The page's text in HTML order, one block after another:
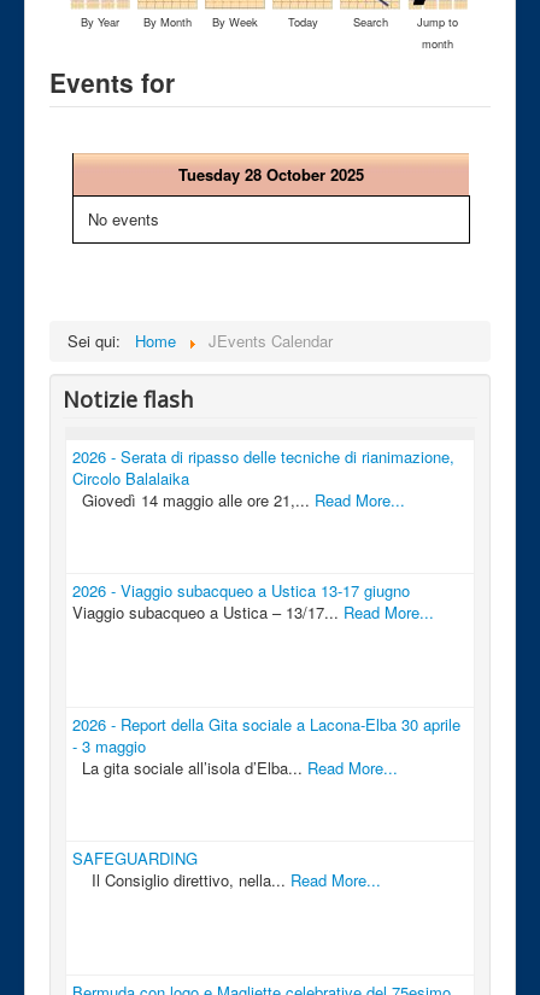
By Year By Month By Week Today Search
Jump to
month
Events for
Tuesday 28 October 2025
No events
Sei qui: Home JEvents Calendar
Notizie flash
2026 - Serata di ripasso delle tecniche di rianimazione,
Circolo Balalaika
Giovedì 14 maggio alle ore 21,... Read More...
2026 - Viaggio subacqueo a Ustica 13-17 giugno
Viaggio subacqueo a Ustica – 13/17... Read More...
2026 - Report della Gita sociale a Lacona-Elba 30 aprile
- 3 maggio
La gita sociale all’isola d’Elba... Read More...
SAFEGUARDING
Il Consiglio direttivo, nella... Read More...